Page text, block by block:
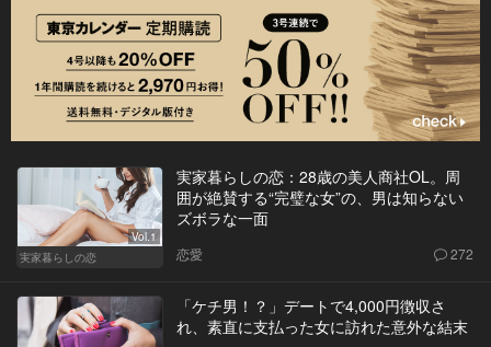
Vol.1
実家暮らしの恋
実家暮らしの恋：28歳の美人商社OL。周
囲が絶賛する“完璧な女”の、男は知らない
ズボラな一面
恋愛 272
「ケチ男！？」デートで4,000円徴収さ
れ、素直に支払った女に訪れた意外な結末